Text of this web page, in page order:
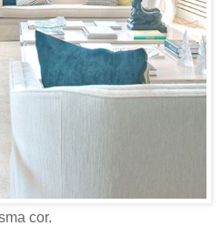
cor.